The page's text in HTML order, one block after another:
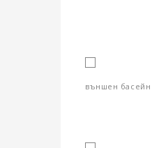
външен басейн